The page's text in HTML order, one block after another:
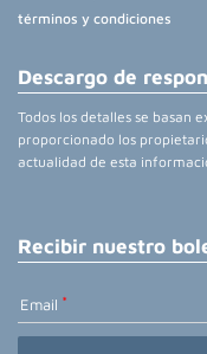
términos y condiciones
Descargo de
Todos los detalles se basan
proporcionado los
actualidad de esta
Recibir nuestro
Email